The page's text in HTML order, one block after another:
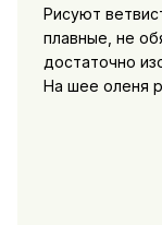
Рисуют
плавные, не
достаточно
На шее оленя